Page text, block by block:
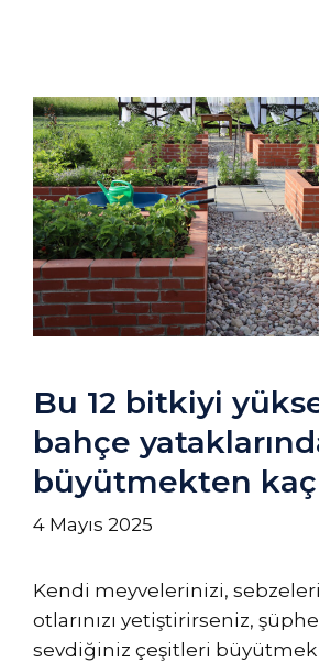
Bu 12 bitkiyi
bahçe
büyütmekten
4 Mayıs 2025
Kendi meyvelerinizi,
otlarınızı yetiştirirseniz,
sevdiğiniz çeşitleri büyütmek